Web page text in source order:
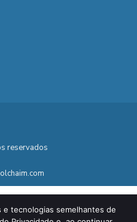
reservados
e tecnologias semelhantes de